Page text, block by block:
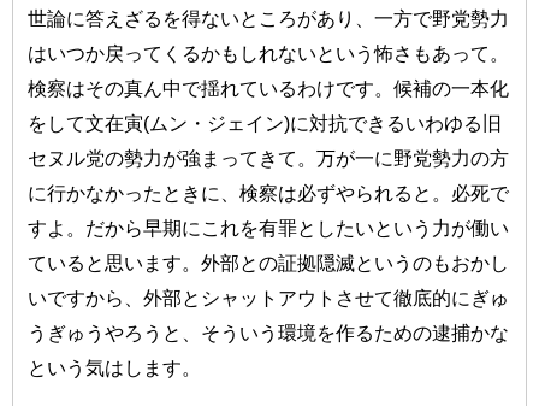
世論に答えざるを得ないところがあり、一方で野党勢力
はいつか戻ってくるかもしれないという怖さもあって。
検察はその真ん中で揺れているわけです。候補の一本化
をして文在寅(ムン・ジェイン)に対抗できるいわゆる旧
セヌル党の勢力が強まってきて。万が一に野党勢力の方
に行かなかったときに、検察は必ずやられると。必死で
すよ。だから早期にこれを有罪としたいという力が働い
ていると思います。外部との証拠隠滅というのもおかし
いですから、外部とシャットアウトさせて徹底的にぎゅ
うぎゅうやろうと、そういう環境を作るための逮捕かな
という気はします。